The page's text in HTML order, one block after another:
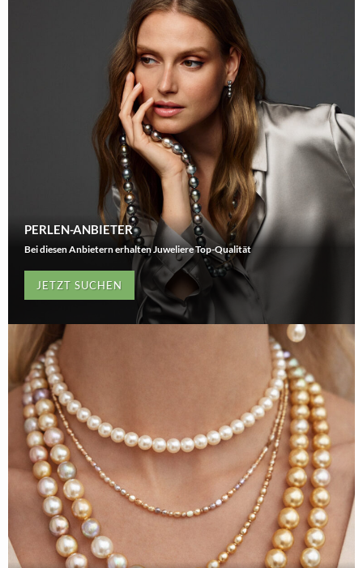
PERLEN-ANBIETER
Bei diesen Anbietern erhalten Juweliere Top-Qualität
JETZT SUCHEN